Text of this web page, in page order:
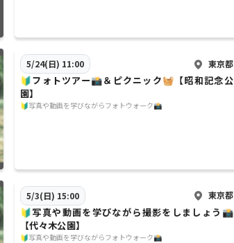
5/24(日) 11:00 東京都
🔰フォトツアー📸＆ピクニック🧺【昭和記念公
園】
🔰写真や動画を学びながらフォトウォーク📸
5/3(日) 15:00 東京都
🔰写真や動画を学びながら撮影をしましょう📸
【代々木公園】
🔰写真や動画を学びながらフォトウォーク📸